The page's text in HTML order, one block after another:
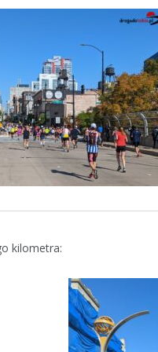
kilometra: